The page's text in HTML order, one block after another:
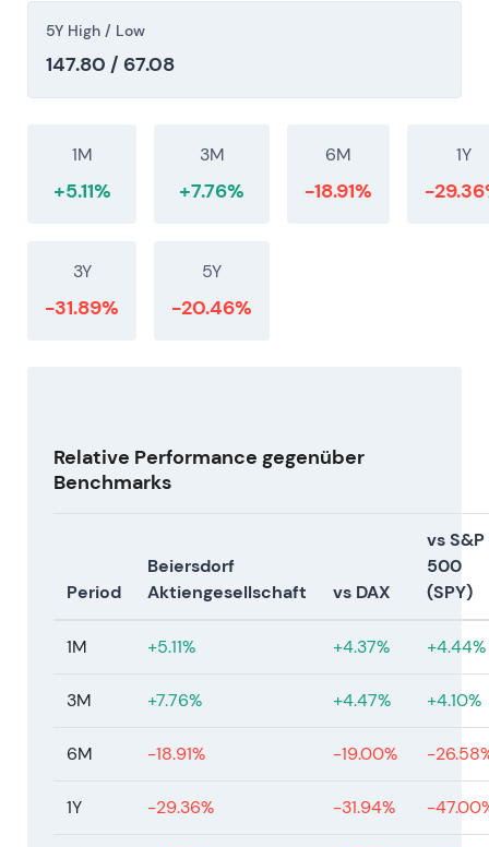
5Y High / Low
147.80 / 67.08
1M
+5.11%
3M
+7.76%
6M
-18.91%
1Y
-
3Y
-31.89%
5Y
-20.46%
Relative Performance gegenüber
Benchmarks
Period
Beiersdorf
Aktiengesellschaft
vs DAX
vs S&P
500
(SPY)
1M +5.11% +4.37% +4.44%
3M +7.76% +4.47% +4.10%
6M -18.91% -19.00% -
1Y -29.36% -31.94% -